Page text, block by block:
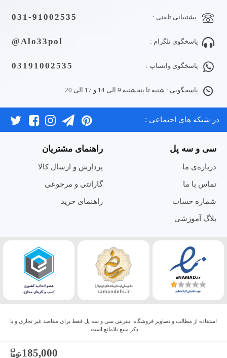
185,000
پشتیبانی تلفنی : 031-91002535
پاسخگوی تلگرام : Alo33pol@
پاسخگوی واتساپ : 03191002535
پاسخگویی : شنبه تا پنجشنبه 9 الی 14 و 17 الی 20
در شبکه های اجتماعی :
سی و سه پل
درباره‌ی ما
تماس با ما
شماره حساب
بلاگ آموزشی
راهنمای مشتریان
پردازش و ارسال کالا
گارانتی و مرجوعی
راهنمای خرید
استفاده از مطالب و تصاویر فروشگاه اینترنتی سی و سه پل فقط برای مقاصد غیر تجاری و با
ذکر منبع بلامانع است.